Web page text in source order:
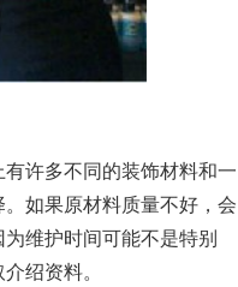
许多不同的装饰材料和一
如果原材料质量不好，会
维护时间可能不是特别
绍资料。